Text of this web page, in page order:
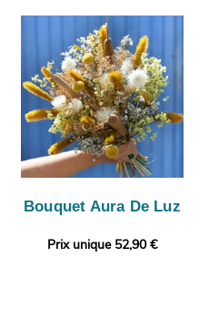
Bouquet Aura De Luz
Prix unique 52,90 €